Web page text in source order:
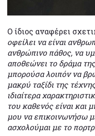
Ο ίδιος αναφέρει
οφείλει να είναι
ανθρώπινο πάθος, να
αποθεώνει το δράμα
μπορούσα λοιπόν να
μακρύ ταξίδι της
ιδιαίτερα
του καθενός είναι και
μου να επικοινωνήσω
ασχολούμαι με το